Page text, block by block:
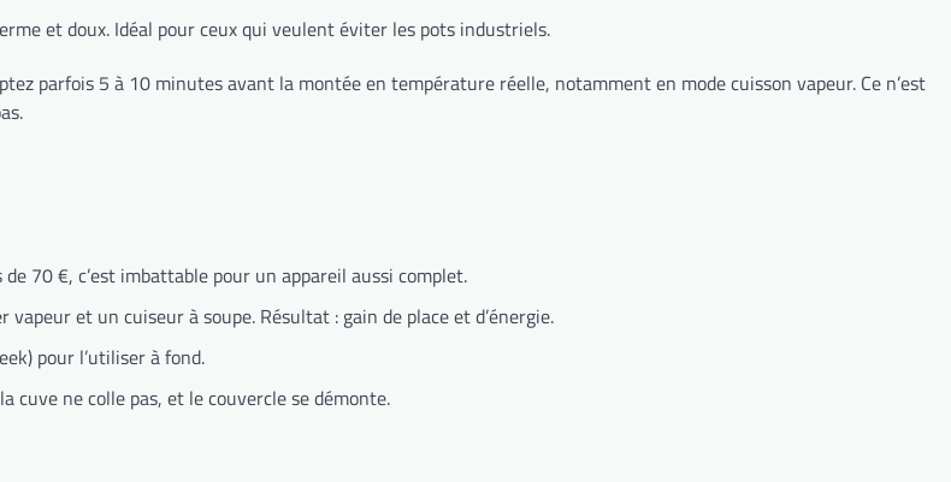
et doux. Idéal pour ceux qui veulent éviter les pots industriels.
parfois 5 à 10 minutes avant la montée en température réelle, notamment en mode cuisson vapeur. Ce n’est
70 €, c’est imbattable pour un appareil aussi complet.
et un cuiseur à soupe. Résultat : gain de place et d’énergie.
pour l’utiliser à fond.
cuve ne colle pas, et le couvercle se démonte.